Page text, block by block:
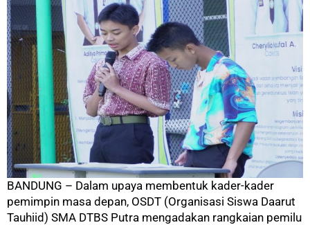
BANDUNG – Dalam upaya membentuk kader-kader
pemimpin masa depan, OSDT (Organisasi Siswa Daarut
Tauhiid) SMA DTBS Putra mengadakan rangkaian pemilu